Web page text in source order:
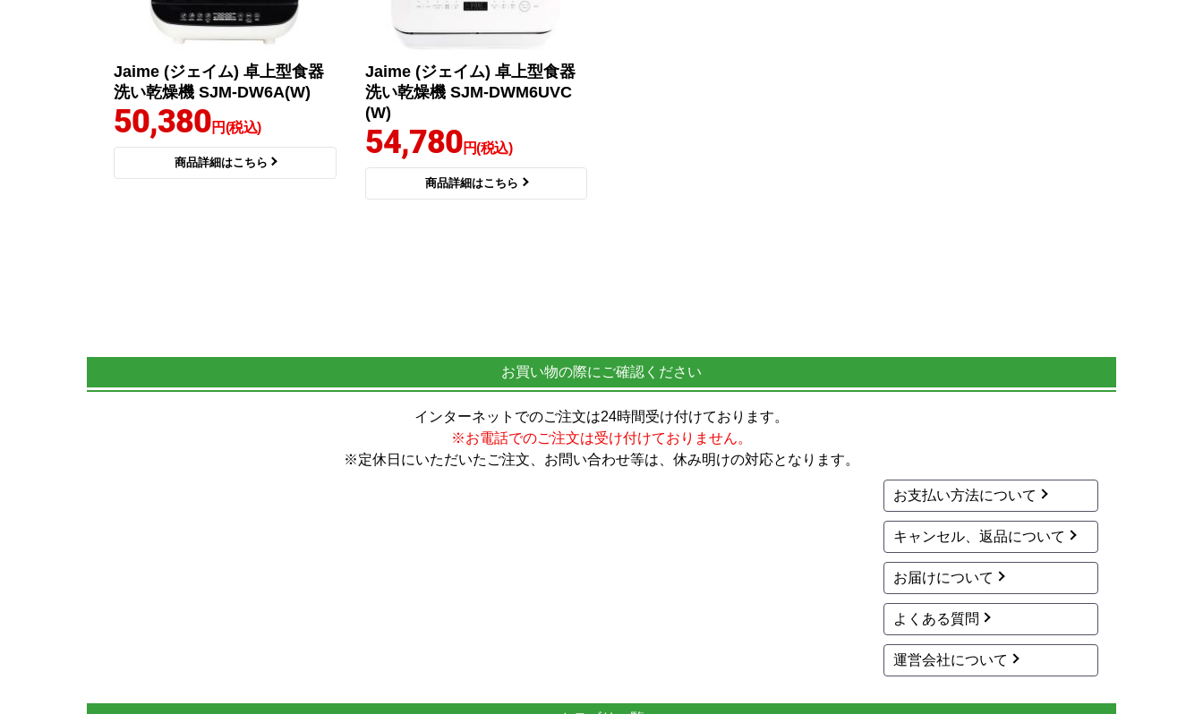
Jaime (ジェイム) 卓上型食器
洗い乾燥機 SJM-DW6A(W)
50,380円(税込)
商品詳細はこちら
Jaime (ジェイム) 卓上型食器
洗い乾燥機 SJM-DWM6UVC
(W)
54,780円(税込)
商品詳細はこちら
お買い物の際にご確認ください
インターネットでのご注文は24時間受け付けております。
※お電話でのご注文は受け付けておりません。
※定休日にいただいたご注文、お問い合わせ等は、休み明けの対応となります。
お支払い方法について
キャンセル、返品について
お届けについて
よくある質問
運営会社について